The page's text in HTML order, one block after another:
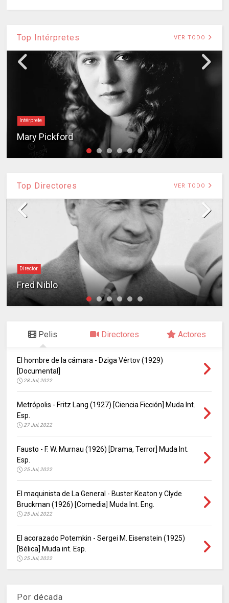
Top Intérpretes VER TODO
Intérprete
Mary Pickford
Top Directores VER TODO
Director
Fred Niblo
Pelis Directores Actores
El hombre de la cámara - Dziga Vértov (1929)
[Documental]
28 Jul, 2022
Metrópolis - Fritz Lang (1927) [Ciencia Ficción] Muda Int.
Esp.
27 Jul, 2022
Fausto - F. W. Murnau (1926) [Drama, Terror] Muda Int.
Esp.
25 Jul, 2022
El maquinista de La General - Buster Keaton y Clyde
Bruckman (1926) [Comedia] Muda Int. Eng.
25 Jul, 2022
El acorazado Potemkin - Sergei M. Eisenstein (1925)
[Bélica] Muda int. Esp.
25 Jul, 2022
Por década